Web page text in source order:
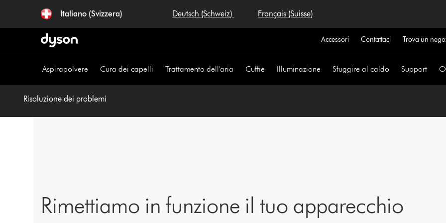
navigazione
Italiano (Svizzera) Deutsch (Schweiz) Français (Suisse)
Accessori Contattaci Trova un
Aspirapolvere Cura dei capelli Trattamento dell'aria Cuffie Illuminazione Sfuggire al caldo Support
Risoluzione dei problemi
Rimettiamo in funzione il tuo apparecchio